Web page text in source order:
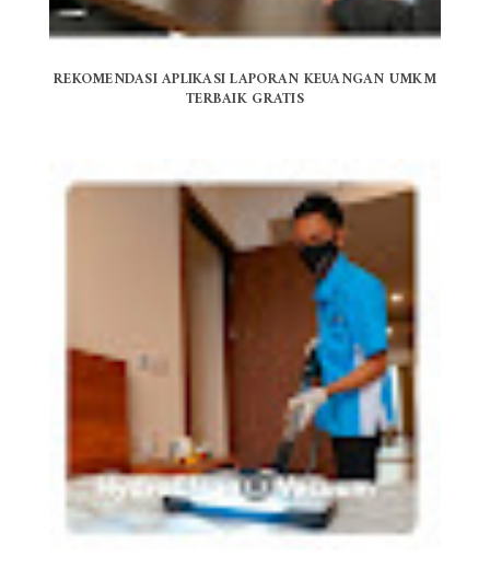
REKOMENDASI APLIKASI LAPORAN KEUANGAN UMKM
TERBAIK GRATIS